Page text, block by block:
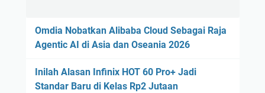
Omdia Nobatkan Alibaba Cloud Sebagai Raja
Agentic AI di Asia dan Oseania 2026
Inilah Alasan Infinix HOT 60 Pro+ Jadi
Standar Baru di Kelas Rp2 Jutaan